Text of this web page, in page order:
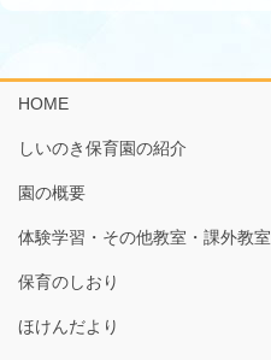
HOME
しいのき保育園の紹介
園の概要
体験学習・その他教室・課外教室
保育のしおり
ほけんだより